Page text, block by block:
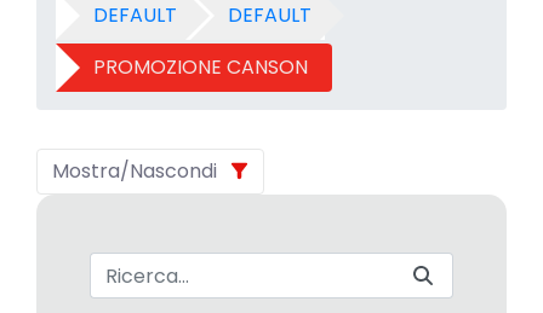
DEFAULT
DEFAULT
PROMOZIONE CANSON
Mostra/Nascondi
Barra di ricerca